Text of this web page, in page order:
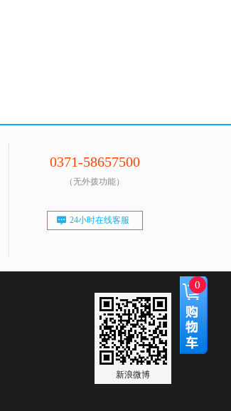
0
0371-58657500
（无外拨功能）
24小时在线客服
新浪微博